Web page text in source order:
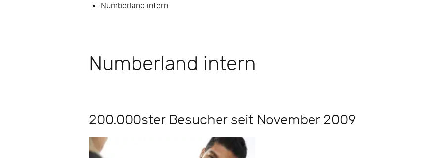
Numberland intern
Numberland intern
200.000ster Besucher seit November 2009